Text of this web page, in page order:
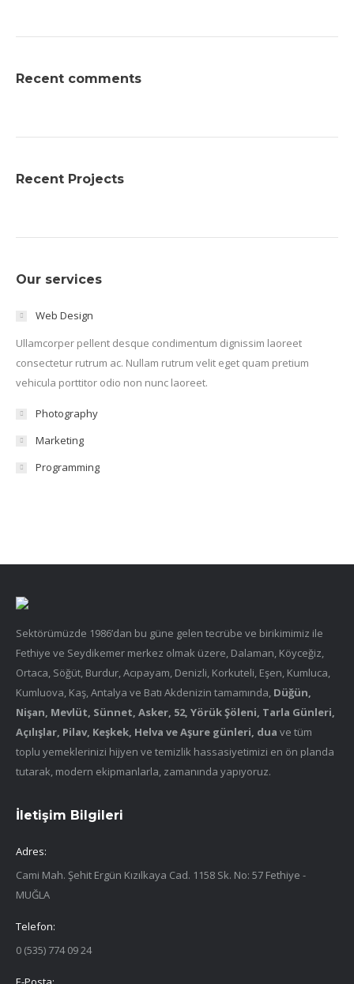
Recent comments
Recent Projects
Our services
Web Design
Ullamcorper pellent desque condimentum dignissim laoreet
consectetur rutrum ac. Nullam rutrum velit eget quam pretium
vehicula porttitor odio non nunc laoreet.
Photography
Marketing
Programming
Sektörümüzde 1986’dan bu güne gelen tecrübe ve birikimimiz ile
Fethiye ve Seydikemer merkez olmak üzere, Dalaman, Köyceğiz,
Ortaca, Söğüt, Burdur, Acıpayam, Denizli, Korkuteli, Eşen, Kumluca,
Kumluova, Kaş, Antalya ve Batı Akdenizin tamamında, Düğün,
Nişan, Mevlüt, Sünnet, Asker, 52, Yörük Şöleni, Tarla Günleri,
Açılışlar, Pilav, Keşkek, Helva ve Aşure günleri, dua ve tüm
toplu yemeklerinizi hijyen ve temizlik hassasiyetimizi en ön planda
tutarak, modern ekipmanlarla, zamanında yapıyoruz.
İletişim Bilgileri
Adres:
Cami Mah. Şehit Ergün Kızılkaya Cad. 1158 Sk. No: 57 Fethiye -
MUĞLA
Telefon:
0 (535) 774 09 24